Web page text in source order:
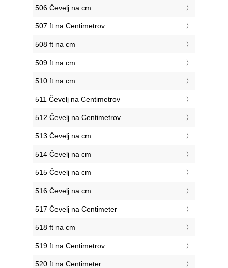
506 Čevelj na cm
507 ft na Centimetrov
508 ft na cm
509 ft na cm
510 ft na cm
511 Čevelj na Centimetrov
512 Čevelj na Centimetrov
513 Čevelj na cm
514 Čevelj na cm
515 Čevelj na cm
516 Čevelj na cm
517 Čevelj na Centimeter
518 ft na cm
519 ft na Centimetrov
520 ft na Centimeter